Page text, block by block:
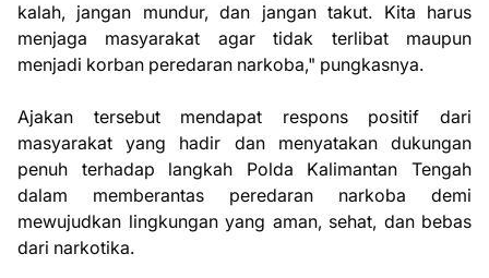
kalah, jangan mundur, dan jangan takut. Kita harus
menjaga masyarakat agar tidak terlibat maupun
menjadi korban peredaran narkoba," pungkasnya.
Ajakan tersebut mendapat respons positif dari
masyarakat yang hadir dan menyatakan dukungan
penuh terhadap langkah Polda Kalimantan Tengah
dalam memberantas peredaran narkoba demi
mewujudkan lingkungan yang aman, sehat, dan bebas
dari narkotika.